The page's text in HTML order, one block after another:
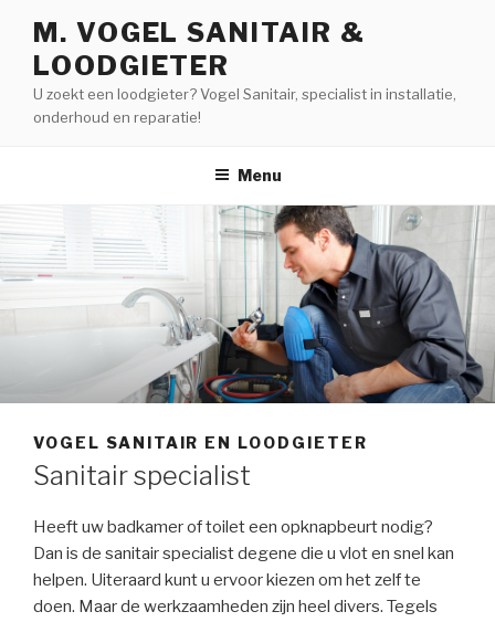
springen
M. VOGEL SANITAIR &
LOODGIETER
U zoekt een loodgieter? Vogel Sanitair, specialist in installatie,
onderhoud en reparatie!
Menu
VOGEL SANITAIR EN LOODGIETER
Sanitair specialist
Heeft uw badkamer of toilet een opknapbeurt nodig?
Dan is de sanitair specialist degene die u vlot en snel kan
helpen. Uiteraard kunt u ervoor kiezen om het zelf te
doen. Maar de werkzaamheden zijn heel divers. Tegels